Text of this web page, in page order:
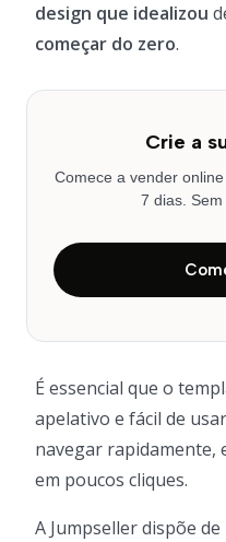
design que idealizou
começar do zero.
Crie a
Comece a vender
7 dias. Sem
É essencial que o
apelativo e fácil de
navegar rapidamente,
em poucos cliques.
A Jumpseller dispõe de